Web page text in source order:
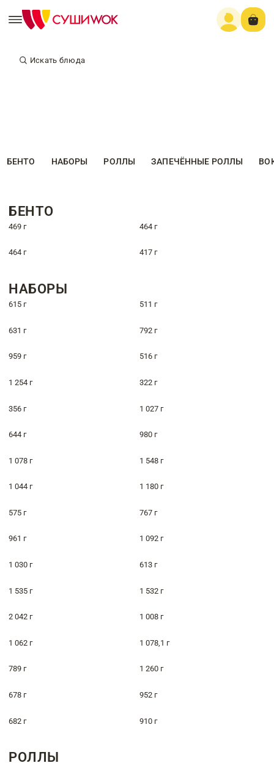
Искать блюда
БЕНТО НАБОРЫ РОЛЛЫ ЗАПЕЧЁННЫЕ РОЛЛЫ
БЕНТО
469 г 464 г
464 г 417 г
НАБОРЫ
615 г 511 г
631 г 792 г
959 г 516 г
1 254 г 322 г
356 г 1 027 г
644 г 980 г
1 078 г 1 548 г
1 044 г 1 180 г
575 г 767 г
961 г 1 092 г
1 030 г 613 г
1 535 г 1 532 г
2 042 г 1 008 г
1 062 г 1 078,1 г
789 г 1 260 г
678 г 952 г
682 г 910 г
РОЛЛЫ